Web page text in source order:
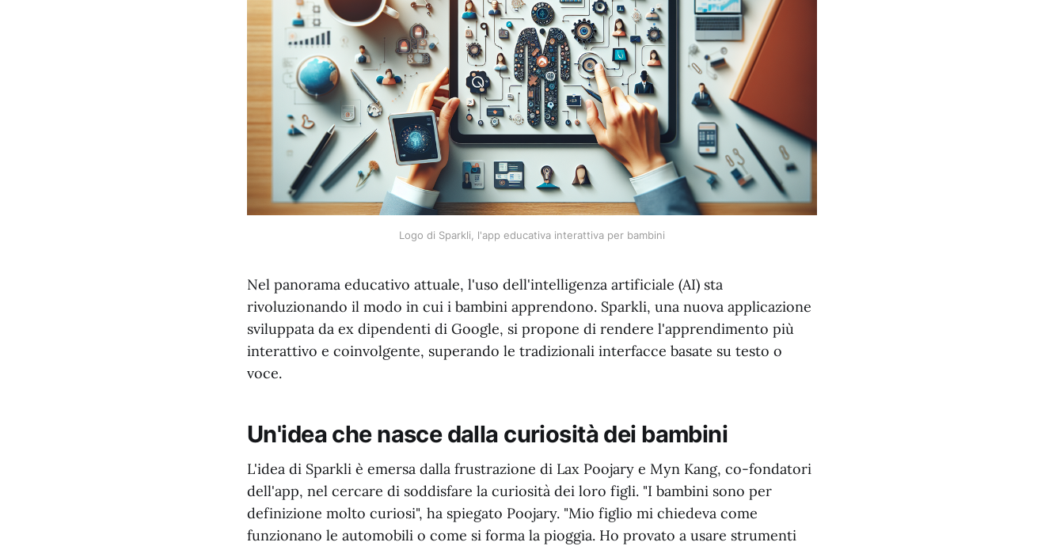
Logo di Sparkli, l'app educativa interattiva per bambini
Nel panorama educativo attuale, l'uso dell'intelligenza artificiale (AI) sta
rivoluzionando il modo in cui i bambini apprendono. Sparkli, una nuova applicazione
sviluppata da ex dipendenti di Google, si propone di rendere l'apprendimento più
interattivo e coinvolgente, superando le tradizionali interfacce basate su testo o
voce.
Un'idea che nasce dalla curiosità dei bambini
L'idea di Sparkli è emersa dalla frustrazione di Lax Poojary e Myn Kang, co-fondatori
dell'app, nel cercare di soddisfare la curiosità dei loro figli. "I bambini sono per
definizione molto curiosi", ha spiegato Poojary. "Mio figlio mi chiedeva come
funzionano le automobili o come si forma la pioggia. Ho provato a usare strumenti